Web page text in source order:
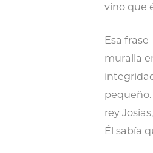
vino que
Esa
muralla
rey
Él sabía